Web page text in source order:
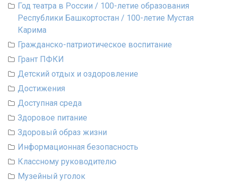
Год театра в России / 100-летие образования
Республики Башкортостан / 100-летие Мустая
Карима
Гражданско-патриотическое воспитание
Грант ПФКИ
Детский отдых и оздоровление
Достижения
Доступная среда
Здоровое питание
Здоровый образ жизни
Информационная безопасность
Классному руководителю
Музейный уголок